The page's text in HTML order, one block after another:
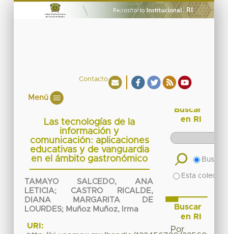
Contacto
Menú
Las tecnologías de la
información y
comunicación: aplicaciones
educativas y de vanguardia
en el ámbito gastronómico
TAMAYO SALCEDO, ANA
LETICIA; CASTRO RICALDE,
DIANA MARGARITA DE
LOURDES; Muñoz Muñoz, Irma
URI:
Buscar
en RI
Buscar
Esta
Buscar
en RI
Por